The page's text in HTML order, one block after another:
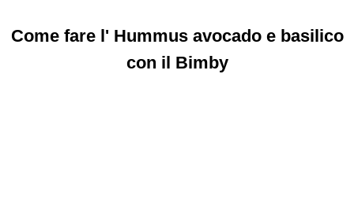
Come fare l' Hummus avocado e basilico
con il Bimby